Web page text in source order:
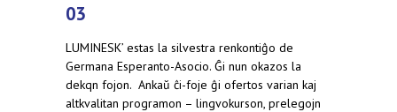
03
LUMINESK’ estas la silvestra renkontiĝo de
Germana Esperanto-Asocio. Ĝi nun okazos la
dekqn fojon. Ankaŭ ĉi-foje ĝi ofertos varian kaj
altkvalitan programon – lingvokurson, prelegojn